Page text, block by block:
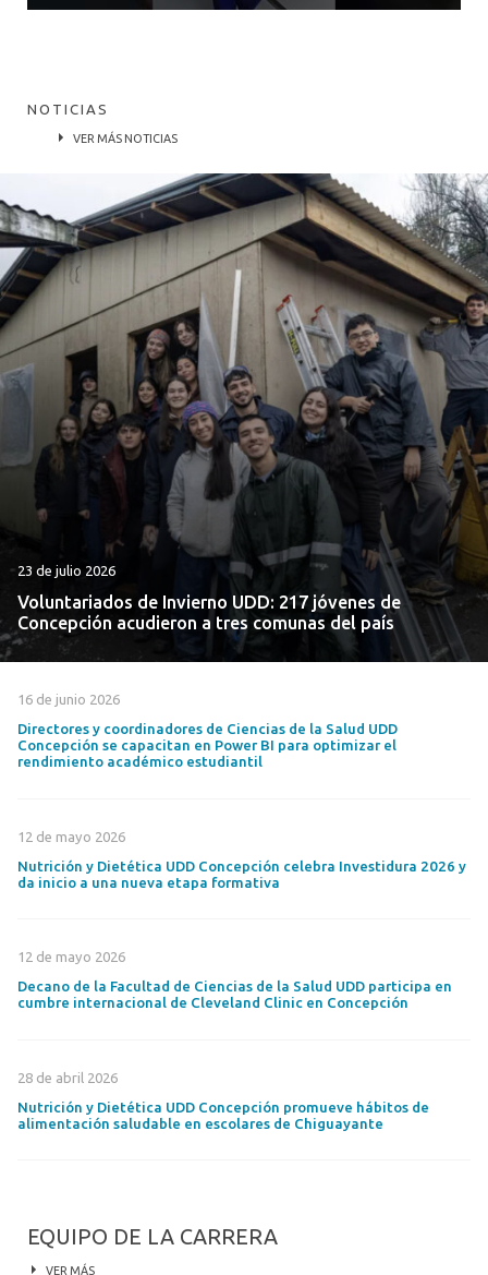
NOTICIAS
VER MÁS NOTICIAS
23 de julio 2026
Voluntariados de Invierno UDD: 217 jóvenes de
Concepción acudieron a tres comunas del país
16 de junio 2026
Directores y coordinadores de Ciencias de la Salud UDD
Concepción se capacitan en Power BI para optimizar el
rendimiento académico estudiantil
12 de mayo 2026
Nutrición y Dietética UDD Concepción celebra Investidura 2026 y
da inicio a una nueva etapa formativa
12 de mayo 2026
Decano de la Facultad de Ciencias de la Salud UDD participa en
cumbre internacional de Cleveland Clinic en Concepción
28 de abril 2026
Nutrición y Dietética UDD Concepción promueve hábitos de
alimentación saludable en escolares de Chiguayante
EQUIPO DE LA CARRERA
VER MÁS